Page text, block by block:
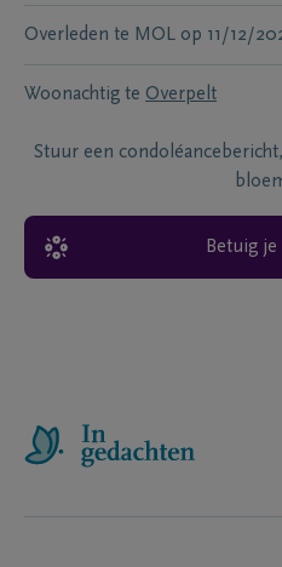
Overleden te MOL op 11/12/
Woonachtig te Overpelt
Stuur een
Betuig